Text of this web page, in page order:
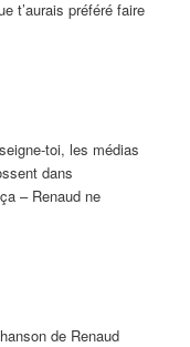
t’aurais préféré faire
toi, les médias
dans
– Renaud ne
de Renaud